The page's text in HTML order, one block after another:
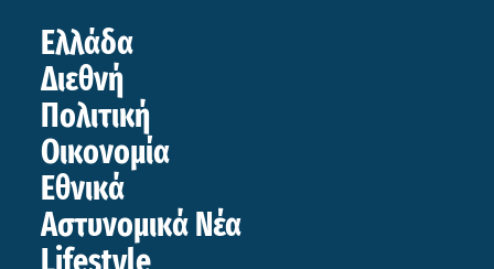
Ελλάδα
Διεθνή
Πολιτική
Οικονομία
Εθνικά
Αστυνομικά Νέα